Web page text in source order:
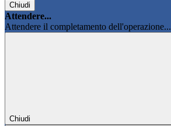
Chiudi
Attendere...
Attendere il completamento dell'operazione...
Chiudi